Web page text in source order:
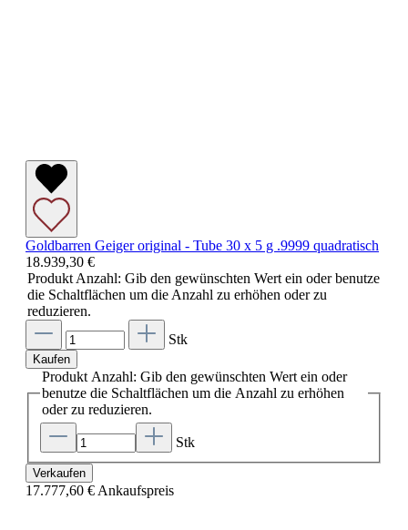
Goldbarren Geiger original - Tube 30 x 5 g .9999 quadratisch
18.939,30 €
Produkt Anzahl: Gib den gewünschten Wert ein oder benutze
die Schaltflächen um die Anzahl zu erhöhen oder zu
reduzieren.
Stk
Kaufen
Produkt Anzahl: Gib den gewünschten Wert ein oder
benutze die Schaltflächen um die Anzahl zu erhöhen
oder zu reduzieren.
Stk
Verkaufen
17.777,60 €Ankaufspreis